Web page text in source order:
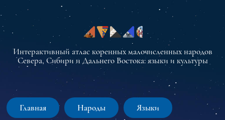
Интерактивный атлас коренных малочисленных народов
Севера, Сибири и Дальнего Востока: языки и культуры
Главная Народы Языки